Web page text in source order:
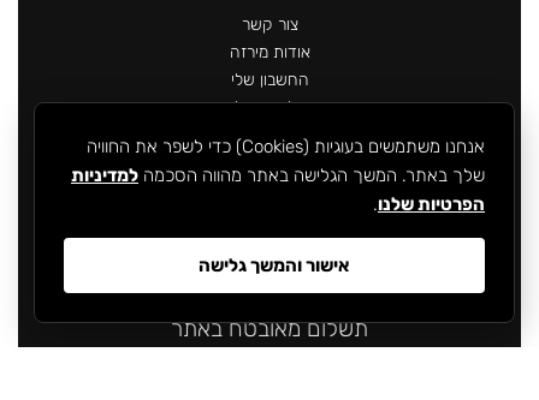
צור קשר
אודות מירזה
החשבון שלי
מידע לגבי משלוחים
מדיניות פרטיות
תקנון האתר
תשלום מאובטח באתר
אנחנו משתמשים בעוגיות (Cookies) כדי לשפר את החוויה
שלך באתר. המשך הגלישה באתר מהווה הסכמה למדיניות
הפרטיות שלנו.
אישור והמשך גלישה